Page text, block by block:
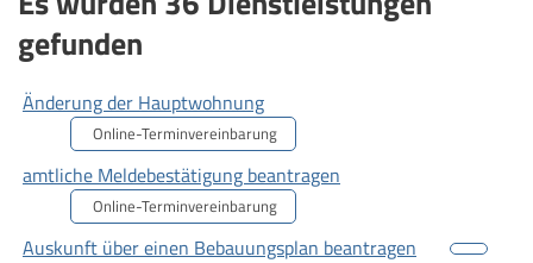
gefunden
Änderung der Hauptwohnung
Online-Terminvereinbarung
amtliche Meldebestätigung beantragen
Online-Terminvereinbarung
Auskunft über einen Bebauungsplan beantragen